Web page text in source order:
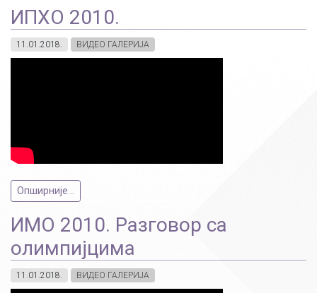
ИПХО 2010.
11.01.2018. ВИДЕО ГАЛЕРИЈА
Опширније...
ИМО 2010. Разговор са
олимпијцима
11.01.2018. ВИДЕО ГАЛЕРИЈА